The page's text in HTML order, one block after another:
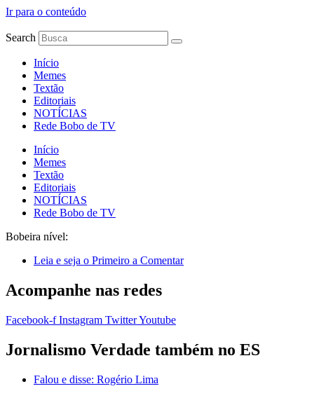
Ir para o conteúdo
Search
Início
Memes
Textão
Editoriais
NOTÍCIAS
Rede Bobo de TV
Início
Memes
Textão
Editoriais
NOTÍCIAS
Rede Bobo de TV
Bobeira nível:
Leia e seja o Primeiro a Comentar
Acompanhe nas redes
Facebook-f Instagram TwitterYoutube
Jornalismo Verdade também no ES
Falou e disse: Rogério Lima